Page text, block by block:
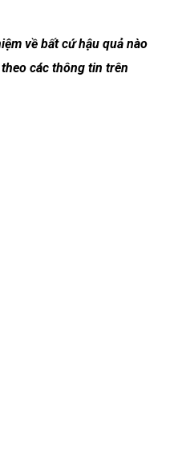
về bất cứ hậu quả nào
các thông tin trên